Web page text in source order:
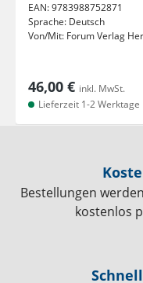
EAN:9783988752871
Sprache: Deutsch
Von/Mit: Forum Verlag
46,00 € inkl. MwSt.
Lieferzeit 1-2 Werktage
Bestellungen
kostenlos